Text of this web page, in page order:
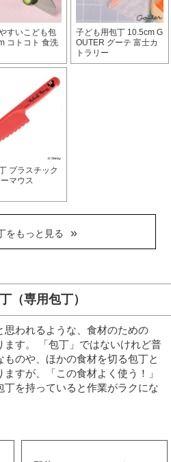
すいこども包
コトコト 食洗
子ども用包丁 10.5cm G
OUTER グーテ 富士カ
トラリー
プラスチック
マウス
をもっと見る
（専用包丁）
思われるような、食材のための
す。
「包丁」ではないけれど普
のや、ほかの食材を切る包丁と
すが、「この食材よく使う！」
丁を持っていると作業がラクにな